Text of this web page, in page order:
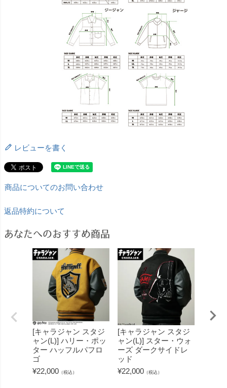
レビューを書く
商品についてのお問い合わせ
返品特約について
あなたへのおすすめ商品
[キャラジャン スタジ
ャン(L)] ハリー・ポッ
ター ハッフルパフロ
ゴ
¥22,000 （税込）
[キャラジャン スタジ
ャン(L)] スター・ウォ
ーズ ダークサイドレ
ッド
¥22,000 （税込）